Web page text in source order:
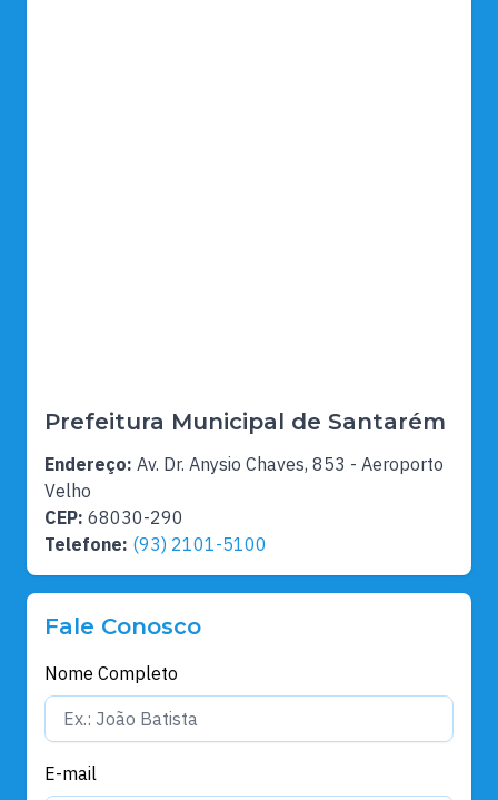
Prefeitura Municipal de Santarém
Endereço: Av. Dr. Anysio Chaves, 853 - Aeroporto
Velho
CEP: 68030-290
Telefone: (93) 2101-5100
Fale Conosco
Nome Completo
E-mail